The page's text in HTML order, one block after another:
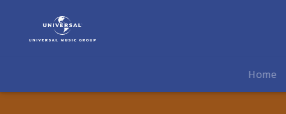
Schnecke
Musik
Home